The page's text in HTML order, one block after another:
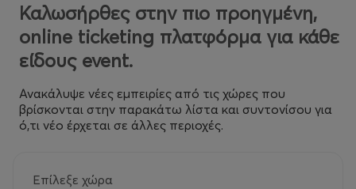
Καλωσήρθες στην πιο προηγμένη,
online ticketing πλατφόρμα για κάθε
είδους event.
Ανακάλυψε νέες εμπειρίες από τις χώρες που
βρίσκονται στην παρακάτω λίστα και συντονίσου για
ό,τι νέο έρχεται σε άλλες περιοχές.
Επίλεξε χώρα